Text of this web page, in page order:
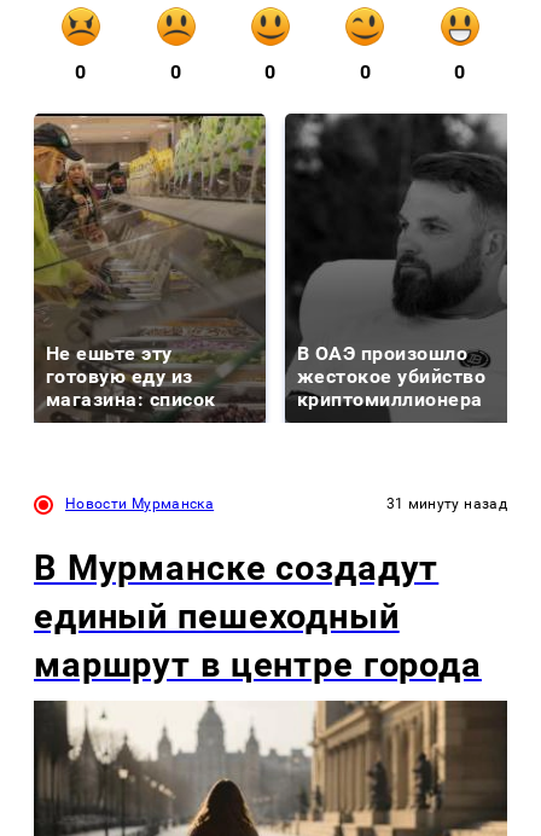
0 0 0 0 0
Не ешьте эту
готовую еду из
магазина: список
В ОАЭ произошло
жестокое убийство
криптомиллионера
Новости Мурманска 31 минуту назад
В Мурманске создадут
единый пешеходный
маршрут в центре города